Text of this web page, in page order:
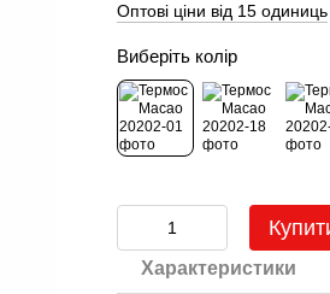
Оптові ціни від 15 одиниць
Виберіть колір
Характеристики